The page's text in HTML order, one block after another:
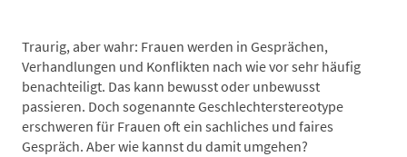
Traurig, aber wahr: Frauen werden in Gesprächen,
Verhandlungen und Konflikten nach wie vor sehr häufig
benachteiligt. Das kann bewusst oder unbewusst
passieren. Doch sogenannte Geschlechterstereotype
erschweren für Frauen oft ein sachliches und faires
Gespräch. Aber wie kannst du damit umgehen?